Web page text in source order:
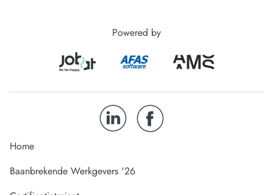
Powered by
Home
Baanbrekende Werkgevers '26